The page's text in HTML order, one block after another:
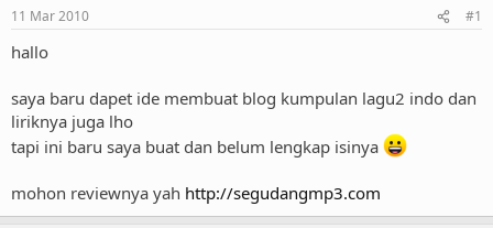
11 Mar 2010 #1
hallo
saya baru dapet ide membuat blog kumpulan lagu2 indo dan
liriknya juga lho
tapi ini baru saya buat dan belum lengkap isinya
mohon reviewnya yah http://segudangmp3.com